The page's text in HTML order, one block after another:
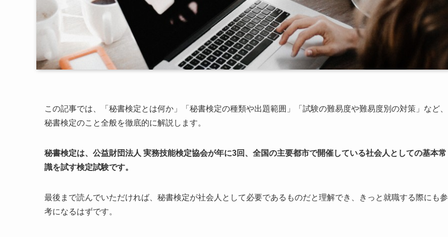
この記事では、「秘書検定とは何か」「秘書検定の種類や出題範囲」「試験の難易度や難易度別の対策」など、
秘書検定のこと全般を徹底的に解説します。
秘書検定は、公益財団法人 実務技能検定協会が年に3回、全国の主要都市で開催している社会人としての基本常
識を試す検定試験です。
最後まで読んでいただければ、秘書検定が社会人として必要であるものだと理解でき、きっと就職する際にも参
考になるはずです。